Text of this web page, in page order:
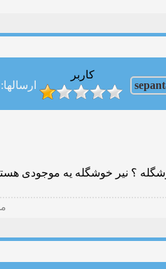
کاربر
ارسالها: 414
؟ نیر خوشگله یه موجودی